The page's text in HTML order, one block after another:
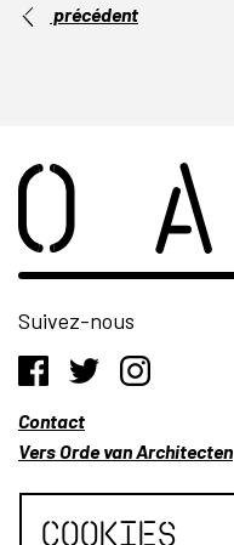
précédent
Suivez-nous
Contact
Vers Orde van Architecten
Cookies